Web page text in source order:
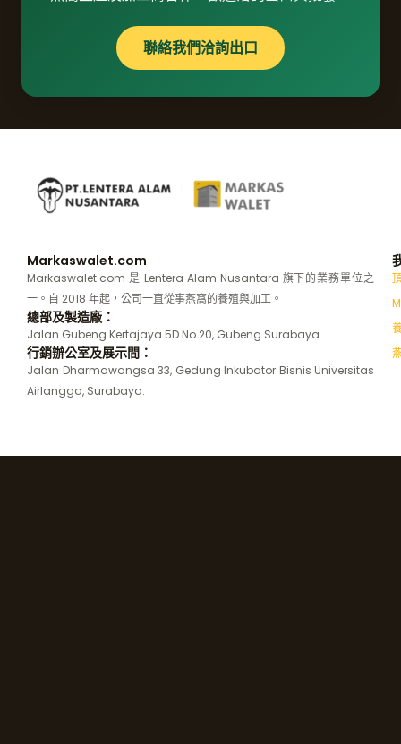
聯絡我們洽詢出口
Markaswalet.com
Markaswalet.com 是 Lentera Alam Nusantara 旗下的業務單位之
一。自 2018 年起，公司一直從事燕窩的養殖與加工。
總部及製造廠：
Jalan Gubeng Kertajaya 5D No 20, Gubeng Surabaya.
行銷辦公室及展示間：
Jalan Dharmawangsa 33, Gedung Inkubator Bisnis Universitas
Airlangga, Surabaya.